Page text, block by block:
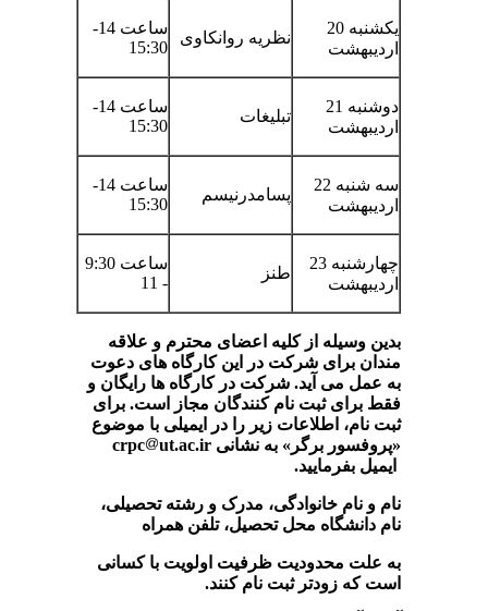
یکشنبه 20
اردیبهشت
نظریه روانکاوی
ساعت 14-
15:30
دوشنبه 21
اردیبهشت
تبلیغات
ساعت 14-
15:30
سه شنبه 22
اردیبهشت
پسامدرنیسم
ساعت 14-
15:30
چهارشنبه 23
اردیبهشت
طنز
ساعت 9:30
بدین وسیله از کلیه اعضای محترم و علاقه
مندان برای شرکت در این کارگاه های دعوت
به عمل می آید. شرکت در کارگاه ها رایگان و
فقط برای ثبت نام کنندگان مجاز است. برای
ثبت نام، اطلاعات زیر را در ایمیلی با موضوع
«پروفسور برگر» به نشانی
crpc
ut.ac.ir
ایمیل بفرمایید.
نام و نام خانوادگی، مدرک و رشته تحصیلی،
نام دانشگاه محل تحصیل، تلفن همراه
به علت محدودیت ظرفیت اولویت با کسانی
است که زودتر ثبت نام کنند.